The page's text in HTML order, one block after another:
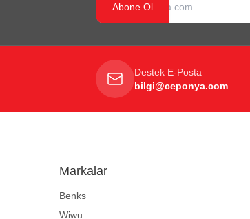
Abone Ol
Destek E-Posta
bilgi@ceponya.com
Markalar
Benks
Wiwu